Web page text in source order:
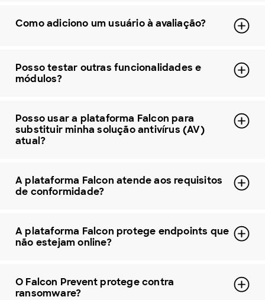
Como adiciono um usuário à avaliação?
Posso testar outras funcionalidades e
módulos?
Posso usar a plataforma Falcon para
substituir minha solução antivírus (AV)
atual?
A plataforma Falcon atende aos requisitos
de conformidade?
A plataforma Falcon protege endpoints que
não estejam online?
O Falcon Prevent protege contra
ransomware?